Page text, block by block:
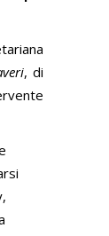
, di